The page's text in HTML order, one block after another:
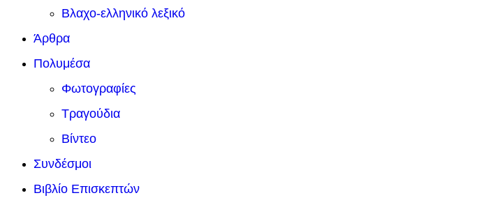
Βλαχο-ελληνικό λεξικό
Άρθρα
Πολυμέσα
Φωτογραφίες
Τραγούδια
Βίντεο
Συνδέσμοι
Βιβλίο Επισκεπτών